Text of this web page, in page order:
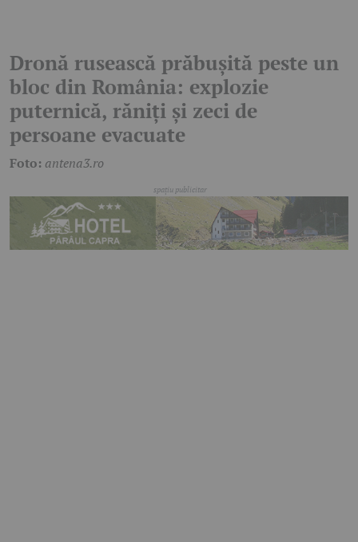
Dronă rusească prăbușită peste un
bloc din România: explozie
puternică, răniți și zeci de
persoane evacuate
Foto: antena3.ro